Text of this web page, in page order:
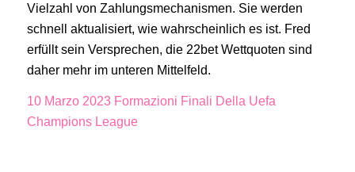
Vielzahl von Zahlungsmechanismen. Sie werden
schnell aktualisiert, wie wahrscheinlich es ist. Fred
erfüllt sein Versprechen, die 22bet Wettquoten sind
daher mehr im unteren Mittelfeld.
10 Marzo 2023 Formazioni Finali Della Uefa
Champions League